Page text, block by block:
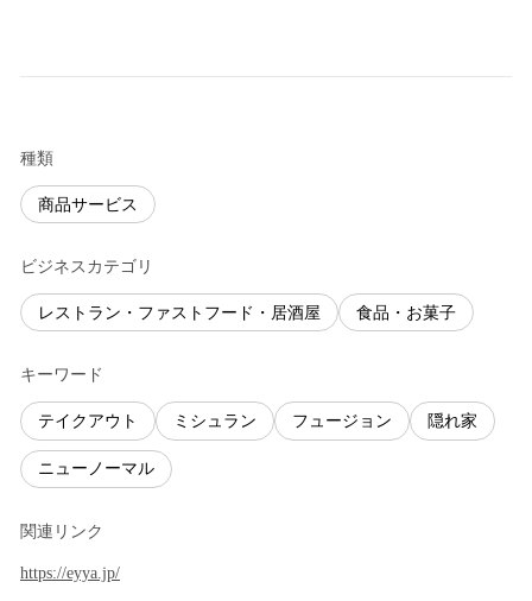
種類
商品サービス
ビジネスカテゴリ
レストラン・ファストフード・居酒屋 食品・お菓子
キーワード
テイクアウト ミシュラン フュージョン 隠れ家
ニューノーマル
関連リンク
https://eyya.jp/